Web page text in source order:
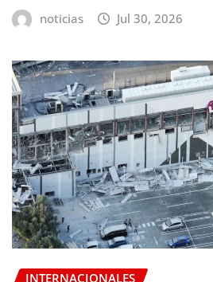
noticias Jul 30, 2026
INTERNACIONALES